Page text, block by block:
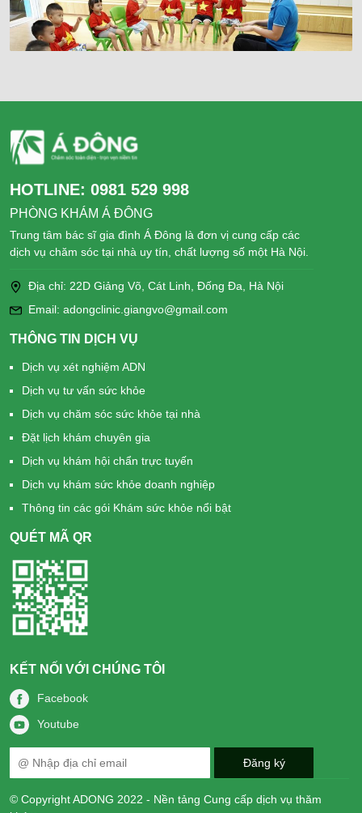
HOTLINE: 0981 529 998
PHÒNG KHÁM Á ĐÔNG
Trung tâm bác sĩ gia đình Á Đông là đơn vị cung cấp các
dịch vụ chăm sóc tại nhà uy tín, chất lượng số một Hà Nội.
Địa chỉ: 22D Giảng Võ, Cát Linh, Đống Đa, Hà Nội
Email: adongclinic.giangvo@gmail.com
THÔNG TIN DỊCH VỤ
Dịch vụ xét nghiệm ADN
Dịch vụ tư vấn sức khỏe
Dịch vụ chăm sóc sức khỏe tại nhà
Đặt lịch khám chuyên gia
Dịch vụ khám hội chẩn trực tuyến
Dịch vụ khám sức khỏe doanh nghiệp
Thông tin các gói Khám sức khỏe nổi bật
QUÉT MÃ QR
KẾT NỐI VỚI CHÚNG TÔI
Facebook
Youtube
© Copyright ADONG 2022 - Nền tảng Cung cấp dịch vụ thăm